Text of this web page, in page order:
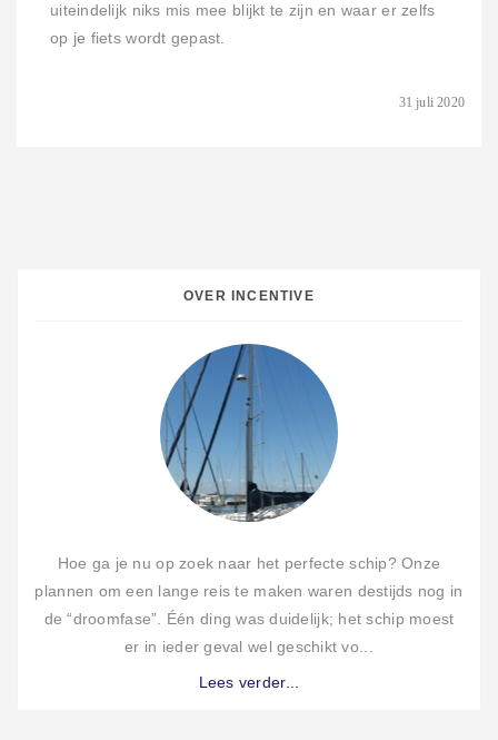
31 juli 2020
uiteindelijk niks mis mee blijkt te zijn en waar er zelfs
op je fiets wordt gepast.
OVER INCENTIVE
Hoe ga je nu op zoek naar het perfecte schip? Onze
plannen om een lange reis te maken waren destijds nog in
de “droomfase”. Één ding was duidelijk; het schip moest
er in ieder geval wel geschikt vo...
Lees verder...